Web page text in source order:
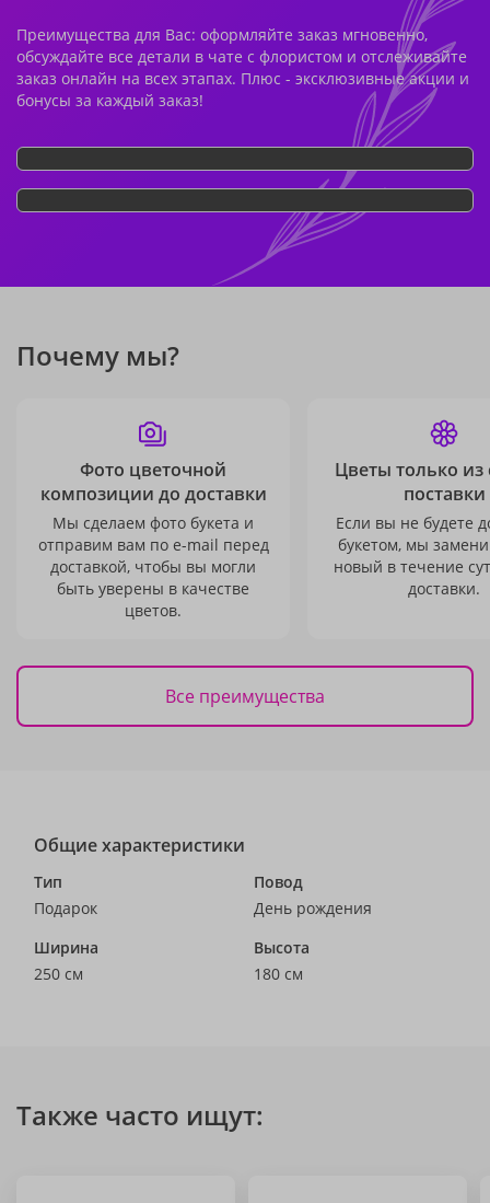
Преимущества для Вас: оформляйте заказ мгновенно,
обсуждайте все детали в чате с флористом и отслеживайте
заказ онлайн на всех этапах. Плюс - эксклюзивные акции и
бонусы за каждый заказ!
Почему мы?
Фото цветочной
композиции до доставки
Мы сделаем фото букета и
отправим вам по e-mail перед
доставкой, чтобы вы могли
быть уверены в качестве
цветов.
Цветы только из
поставки
Если вы не будете
букетом, мы
новый в течение
доставки.
Все преимущества
Общие характеристики
Тип
Подарок
Повод
День рождения
Ширина
250 см
Высота
180 см
Также часто ищут: